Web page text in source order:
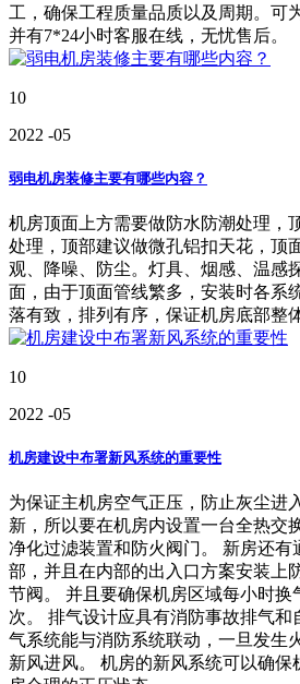
工，确保工程质量品质以及周期。可
并有7*24小时客服在线，无忧售后。
10
2022 -05
弱电机房装修主要有哪些内容？
机房顶面上方需要做防水防潮处理，
处理，顶部建议做微孔铝扣天花，顶
观、降噪、防尘。灯具、烟感、温感
面，由于顶面管线繁多，安装时各系
落有致，排列有序，保证机房底部整
10
2022 -05
机房建设中布署新风系统的重要性
为保证主机房空气正压，防止灰尘进
新，所以要在机房内设置一台全热交
净化过滤装置和防火阀门。 新房还有
部，并且在内部的出入口方案安装上
节阀。 并且要确保机房区域每小时换
次。 排气设计应具有消防事故排气和
气系统能与消防系统联动，一旦发生
新风进风。 机房的新风系统可以确保